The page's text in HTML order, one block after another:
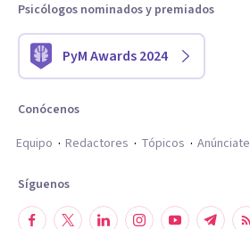
Psicólogos nominados y premiados
PyM Awards 2024
Conócenos
Equipo
Redactores Tópicos Anúnciate
Síguenos